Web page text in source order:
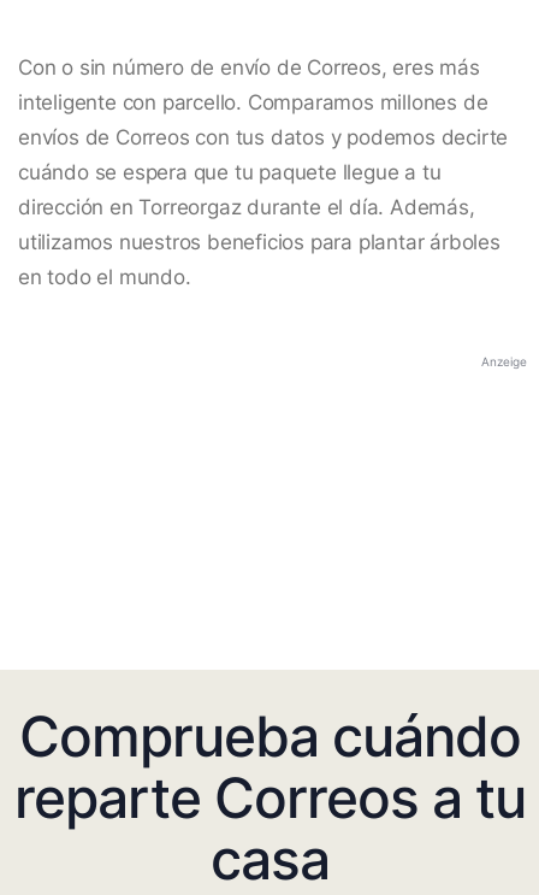
Con o sin número de envío de Correos, eres más
inteligente con parcello. Comparamos millones de
envíos de Correos con tus datos y podemos decirte
cuándo se espera que tu paquete llegue a tu
dirección en Torreorgaz durante el día. Además,
utilizamos nuestros beneficios para plantar árboles
en todo el mundo.
Anzeige
Comprueba cuándo
reparte Correos a tu
casa